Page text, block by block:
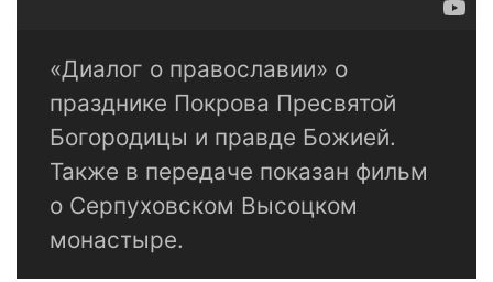
«Диалог о православии» о
празднике Покрова Пресвятой
Богородицы и правде Божией.
Также в передаче показан фильм
о Серпуховском Высоцком
монастыре.